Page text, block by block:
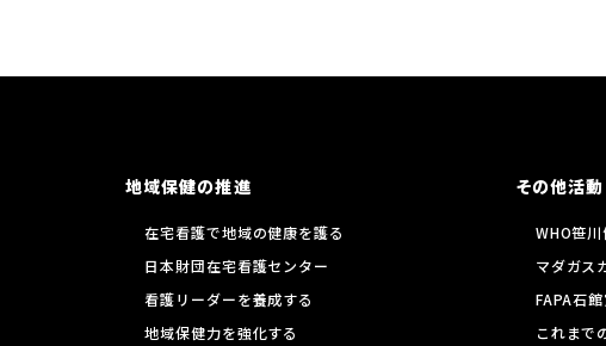
地域保健の推進
在宅看護で地域の健康を護る
日本財団在宅看護センター
看護リーダーを養成する
地域保健力を強化する
その他活動
WHO笹川
マダガス
FAPA石館
これまで